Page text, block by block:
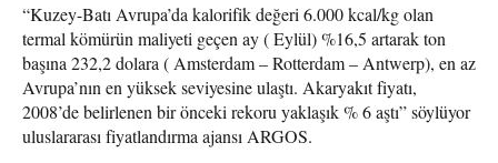
“Kuzey-Batı Avrupa’da kalorifik değeri 6.000 kcal/kg olan
termal kömürün maliyeti geçen ay ( Eylül) %16,5 artarak ton
başına 232,2 dolara ( Amsterdam – Rotterdam – Antwerp), en az
Avrupa’nın en yüksek seviyesine ulaştı. Akaryakıt fiyatı,
2008’de belirlenen bir önceki rekoru yaklaşık % 6 aştı” söylüyor
uluslararası fiyatlandırma ajansı ARGOS.